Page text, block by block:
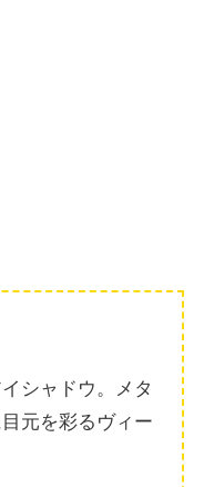
シャドウ。メタ
元を彩るヴィー